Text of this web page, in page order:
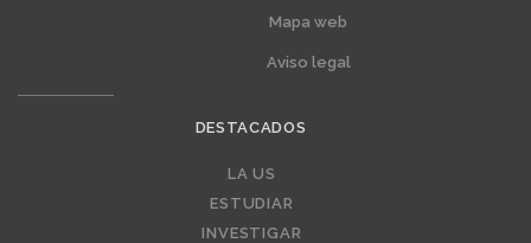
Mapa web
Aviso legal
DESTACADOS
LA US
ESTUDIAR
INVESTIGAR